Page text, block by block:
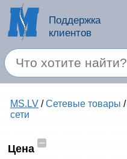
Поддержка
клиентов
Войти
Спец. предложение
MS.LV /Сетевые товары /
сети
Цена
–